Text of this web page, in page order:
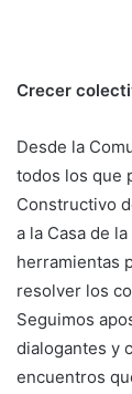
Crecer
Desde la
todos los que
Constructivo
a la Casa de
herramientas
resolver los
Seguimos
dialogantes y
encuentros